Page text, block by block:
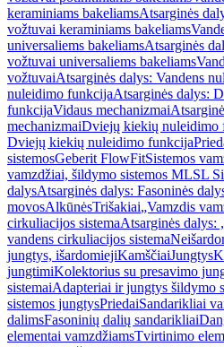
keraminiams bakeliamsAtsarginės
vožtuvai keraminiams bakeliams
universaliems bakeliamsAtsarginės
vožtuvai universaliems bakeliams
vožtuvaiAtsarginės dalys: Vandens
nuleidimo funkcijaAtsarginės dalys:
funkcijaVidaus mechanizmai
mechanizmaiDviejų kiekių nuleidimo
Dviejų kiekių nuleidimo funkcija
sistemosGeberit FlowFitSistemos
vamzdžiai, šildymo sistemos MLSL
dalysAtsarginės dalys: Fasoninės
movosAlkūnėsTrišakiai„Vamzdis
cirkuliacijos sistemaAtsarginės dalys:
vandens cirkuliacijos sistema
jungtys, išardomiejiKamščiaiJungtys
jungtimiKolektorius su presavimo
sistemaiAdapteriai ir jungtys šildymo
sistemos jungtysPriedaiSandarikliai
dalimsFasoninių dalių sandarikliai
elementai vamzdžiamsTvirtinimo